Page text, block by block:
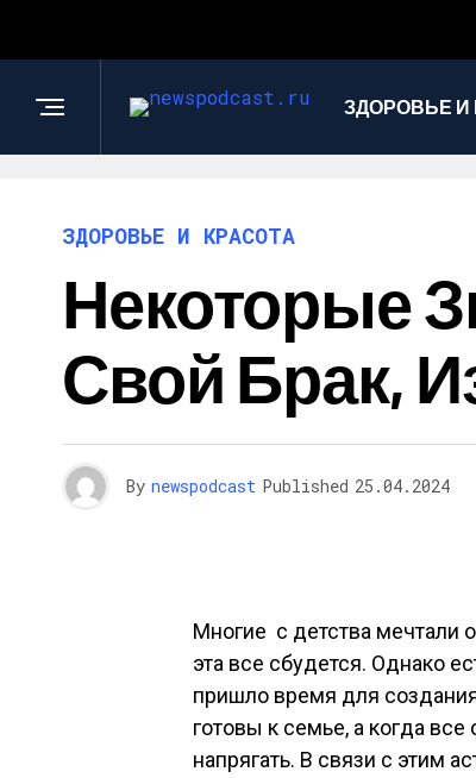
ЗДОРОВЬЕ И
ЗДОРОВЬЕ И КРАСОТА
Некоторые
Свой Брак,
By newspodcast Published 25.04.2024
Многие с детства мечтали
эта все сбудется. Однако
пришло время для
готовы к семье, а когда
напрягать. В связи с этим